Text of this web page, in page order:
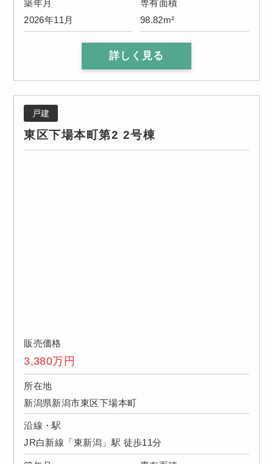
築年月
2026年11月
専有面積
98.82m²
詳しく見る
戸建
東区下場本町第2 2号棟
販売価格
3,380万円
所在地
新潟県新潟市東区下場本町
沿線・駅
JR白新線「東新潟」駅 徒歩11分